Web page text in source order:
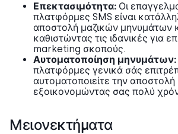
Επεκτασιμότητα: Οι
πλατφόρμες SMS είναι
αποστολή μαζικών μηνυμάτων
καθιστώντας τις ιδανικές για
marketing σκοπούς.
Αυτοματοποίηση μηνυμάτων:
πλατφόρμες γενικά σάς
αυτοματοποιείτε την
εξοικονομώντας σας πολύ
Μειονεκτήματα